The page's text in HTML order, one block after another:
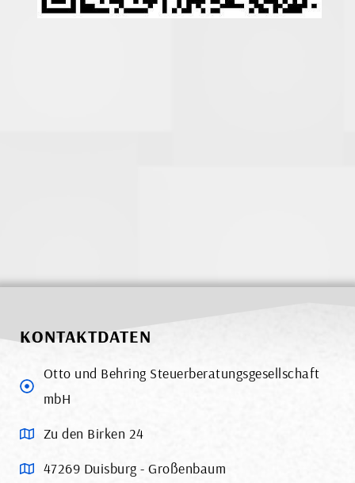
KONTAKTDATEN
Otto und Behring Steuerberatungsgesellschaft
mbH
Zu den Birken 24
47269 Duisburg - Großenbaum